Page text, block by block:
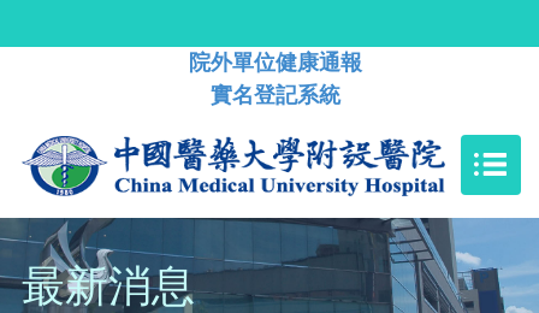
院外單位健康通報
實名登記系統
最新消息